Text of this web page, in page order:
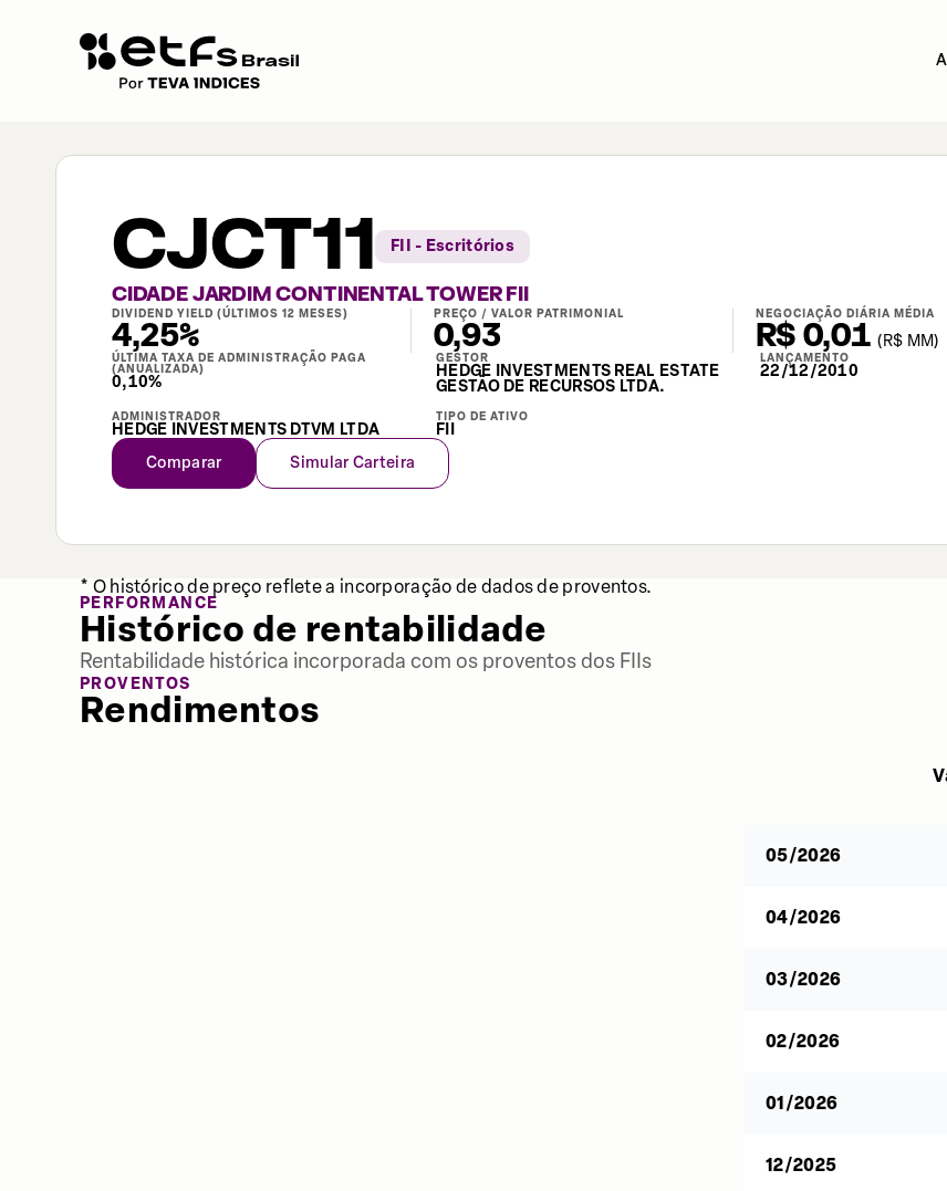
CJCT11 FII - Escritórios
CIDADE JARDIM CONTINENTAL TOWER FII
DIVIDEND YIELD (ÚLTIMOS 12 MESES)
4,25%
PREÇO / VALOR PATRIMONIAL
0,93
NEGOCIAÇÃO DIÁRIA MÉDIA
R$ 0,01 (R$ MM)
ÚLTIMA TAXA DE ADMINISTRAÇÃO PAGA
(ANUALIZADA)
0,10%
GESTOR
HEDGE INVESTMENTS REAL ESTATE
GESTÃO DE RECURSOS LTDA.
LANÇAMENTO
22/12/2010
ADMINISTRADOR
HEDGE INVESTMENTS DTVM LTDA
TIPO DE ATIVO
FII
Comparar
Simular Carteira
* O histórico de preço reflete a incorporação de dados de proventos.
PERFORMANCE
Histórico de rentabilidade
Rentabilidade histórica incorporada com os proventos dos FIIs
PROVENTOS
Rendimentos
05/2026
04/2026
03/2026
02/2026
01/2026
12/2025